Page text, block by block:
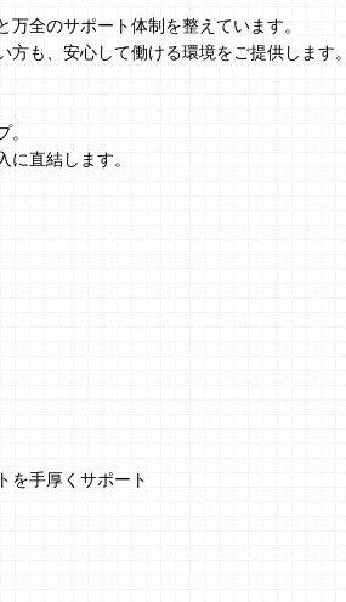
全のサポート体制を整えています。
も、安心して働ける環境をご提供します。
直結します。
を手厚くサポート